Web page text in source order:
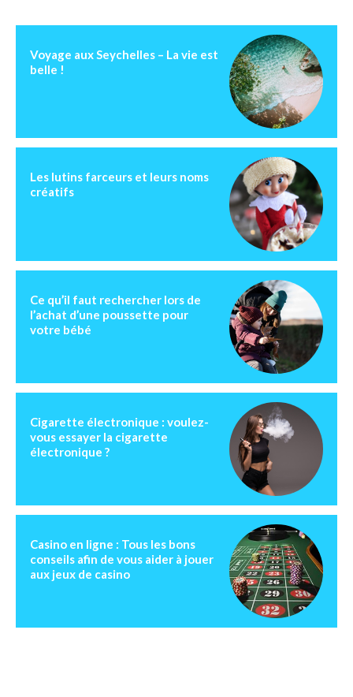
Voyage aux Seychelles – La vie est
belle !
Les lutins farceurs et leurs noms
créatifs
Ce qu’il faut rechercher lors de
l’achat d’une poussette pour
votre bébé
Cigarette électronique : voulez-
vous essayer la cigarette
électronique ?
Casino en ligne : Tous les bons
conseils afin de vous aider à jouer
aux jeux de casino